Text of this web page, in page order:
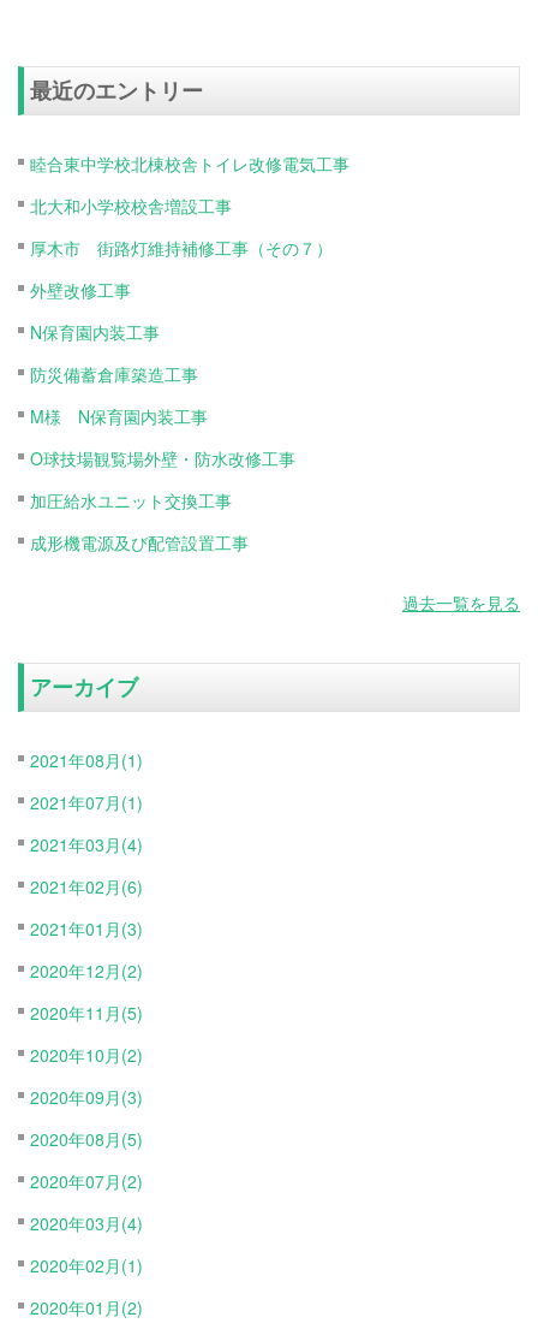
最近のエントリー
睦合東中学校北棟校舎トイレ改修電気工事
北大和小学校校舎増設工事
厚木市 街路灯維持補修工事（その７）
外壁改修工事
N保育園内装工事
防災備蓄倉庫築造工事
M様 N保育園内装工事
O球技場観覧場外壁・防水改修工事
加圧給水ユニット交換工事
成形機電源及び配管設置工事
過去一覧を見る
アーカイブ
2021年08月(1)
2021年07月(1)
2021年03月(4)
2021年02月(6)
2021年01月(3)
2020年12月(2)
2020年11月(5)
2020年10月(2)
2020年09月(3)
2020年08月(5)
2020年07月(2)
2020年03月(4)
2020年02月(1)
2020年01月(2)